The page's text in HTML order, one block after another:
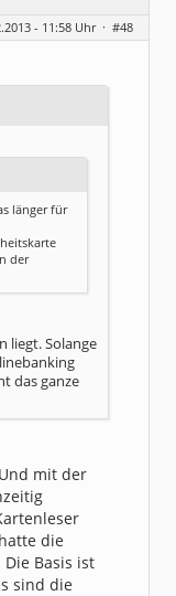
- 11:58 Uhr · #48
länger für
der
liegt. Solange
das ganze
mit der
die
Basis ist
sind die